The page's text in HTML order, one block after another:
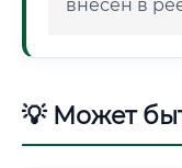
внесен в
💡 Может